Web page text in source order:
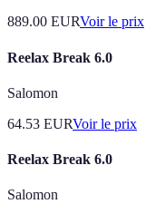
889.00 EURVoir le prix
Reelax Break 6.0
Salomon
64.53 EURVoir le prix
Reelax Break 6.0
Salomon